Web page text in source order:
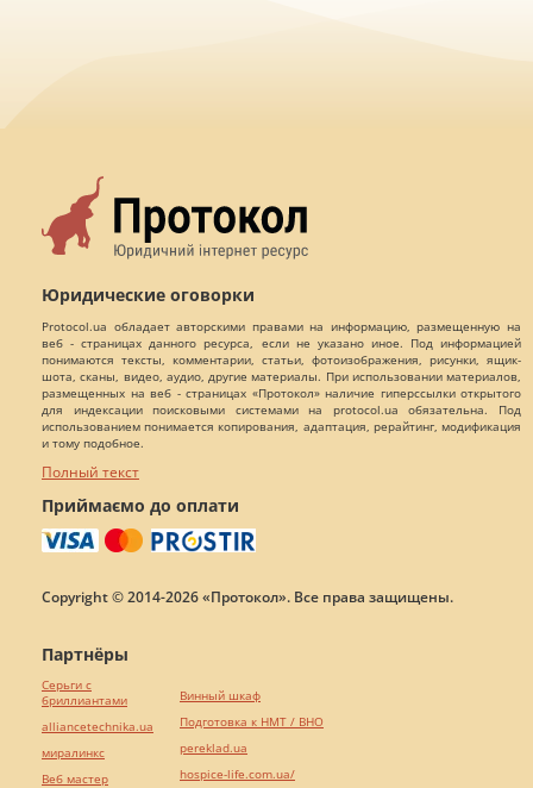
Юридические оговорки
Protocol.ua обладает авторскими правами на информацию, размещенную на
веб - страницах данного ресурса, если не указано иное. Под информацией
понимаются тексты, комментарии, статьи, фотоизображения, рисунки, ящик-
шота, сканы, видео, аудио, другие материалы. При использовании материалов,
размещенных на веб - страницах «Протокол» наличие гиперссылки открытого
для индексации поисковыми системами на protocol.ua обязательна. Под
использованием понимается копирования, адаптация, рерайтинг, модификация
и тому подобное.
Полный текст
Приймаємо до оплати
Copyright © 2014-2026 «Протокол». Все права защищены.
Партнёры
Серьги с
бриллиантами
alliancetechnika.ua
миралинкс
Веб мастер
Винный шкаф
Подготовка к НМТ / ВНО
pereklad.ua
hospice-life.com.ua/